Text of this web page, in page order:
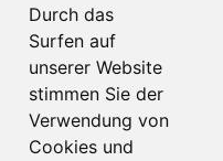
Durch das
Surfen auf
unserer Website
stimmen Sie der
Verwendung von
Cookies und